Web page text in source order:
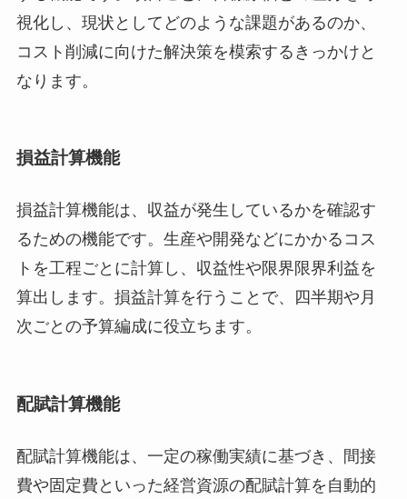
視化し、現状としてどのような課題があるのか、
コスト削減に向けた解決策を模索するきっかけと
なります。
損益計算機能
損益計算機能は、収益が発生しているかを確認す
るための機能です。生産や開発などにかかるコス
トを工程ごとに計算し、収益性や限界限界利益を
算出します。損益計算を行うことで、四半期や月
次ごとの予算編成に役立ちます。
配賦計算機能
配賦計算機能は、一定の稼働実績に基づき、間接
費や固定費といった経営資源の配賦計算を自動的